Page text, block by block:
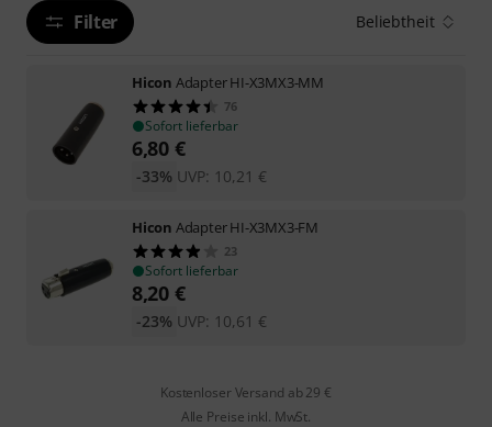
Filter Beliebtheit
Hicon Adapter HI-X3MX3-MM
76
Sofort lieferbar
6,80 €
UVP: 10,21 €
-33%
Hicon Adapter HI-X3MX3-FM
23
Sofort lieferbar
8,20 €
UVP: 10,61 €
-23%
Kostenloser Versand ab 29 €
Alle Preise inkl. MwSt.